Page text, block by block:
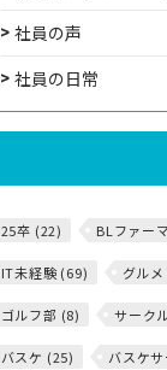
社員の声
社員の日常
25卒 (22) BLファー
IT未経験 (69) グル
ゴルフ部 (8) サーク
バスケ (25) バスケ